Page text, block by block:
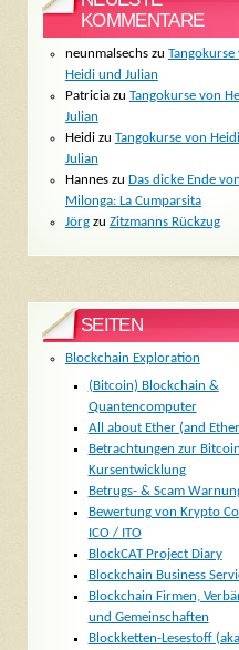
KOMMENTARE
neunmalsechszu Tangokurse
Heidi und Julian
Patriciazu Tangokurse von
Julian
Heidizu Tangokurse von
Julian
Hanneszu Das dicke Ende
Milonga: La Cumparsita
Jörgzu Zitzmanns Rückzug
SEITEN
Blockchain Exploration
(Bitcoin) Blockchain &
Quantencomputer
All about Ether (and
Betrachtungen zur
Kursentwicklung
Betrugs- & Scam
Bewertung von Krypto
ICO / ITO
BlockCAT Project Diary
Blockchain Business
Blockchain Firmen,
und Gemeinschaften
Blockketten-Lesestoff (aka